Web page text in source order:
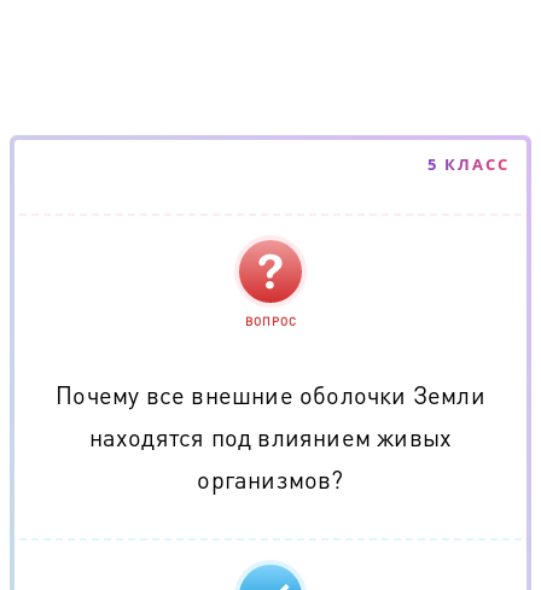
5 КЛАСС
ВОПРОС
Почему все внешние оболочки Земли
находятся под влиянием живых
организмов?